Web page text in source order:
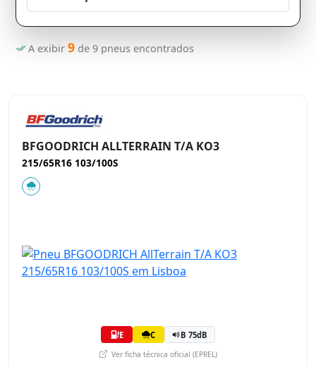
A exibir 9 de 9 pneus encontrados
BFGOODRICH ALLTERRAIN T/A KO3
215/65R16 103/100S
E C B 75dB
Ver ficha técnica oficial (EPREL)